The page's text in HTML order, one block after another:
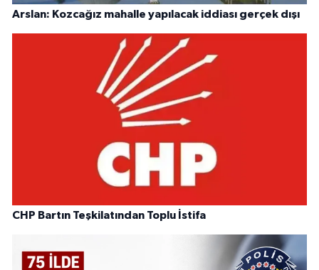
Arslan: Kozcağız mahalle yapılacak iddiası gerçek dışı
CHP Bartın Teşkilatından Toplu İstifa